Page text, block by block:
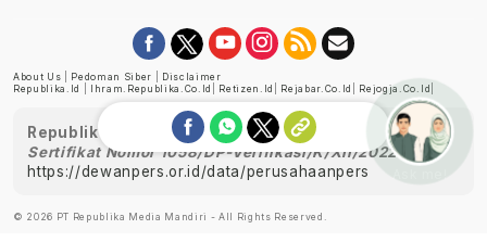
About Us Pedoman Siber
Disclaimer
Republika.id
Ihram.republika.co.id Retizen.id Rejabar.co.id Rejogja.co.id
Republika telah diverifikasi oleh Dewan Pers
Sertifikat Nomor 1058/DP-Verifikasi/K/XII/2022
https://dewanpers.or.id/data/perusahaanpers
© 2026 PT Republika Media Mandiri - All Rights Reserved.